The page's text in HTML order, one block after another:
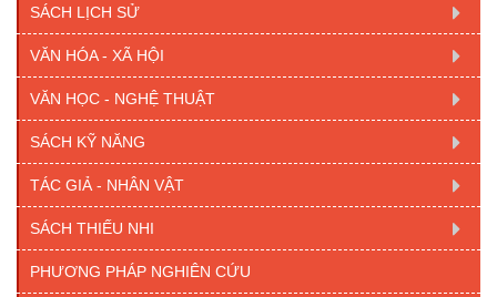
SÁCH LỊCH SỬ
VĂN HÓA - XÃ HỘI
VĂN HỌC - NGHỆ THUẬT
SÁCH KỸ NĂNG
TÁC GIẢ - NHÂN VẬT
SÁCH THIẾU NHI
PHƯƠNG PHÁP NGHIÊN CỨU